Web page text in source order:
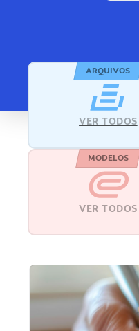
ARQUIVOS
VER TODOS
MODELOS
VER TODOS